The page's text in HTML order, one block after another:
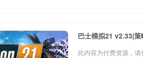
巴士模拟21 v2.33|
此内容为付费资源，